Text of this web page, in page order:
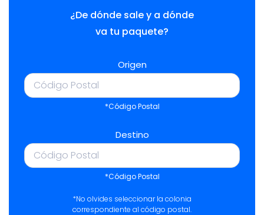
¿De dónde sale y a dónde
va tu paquete?
Origen
*Código Postal
Destino
*Código Postal
*No olvides seleccionar la colonia
correspondiente al código postal.